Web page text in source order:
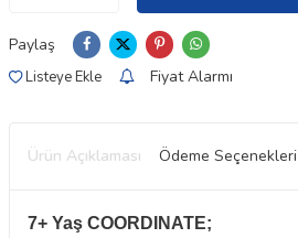
Paylaş
Listeye Ekle Fiyat Alarmı
Ürün Açıklaması Ödeme Seçenekleri
7+ Yaş COORDINATE;